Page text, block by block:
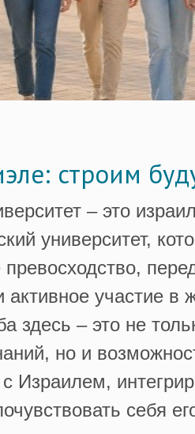
строим
– это
университет,
активное участие в
здесь – это не
но и
Израилем,
себя